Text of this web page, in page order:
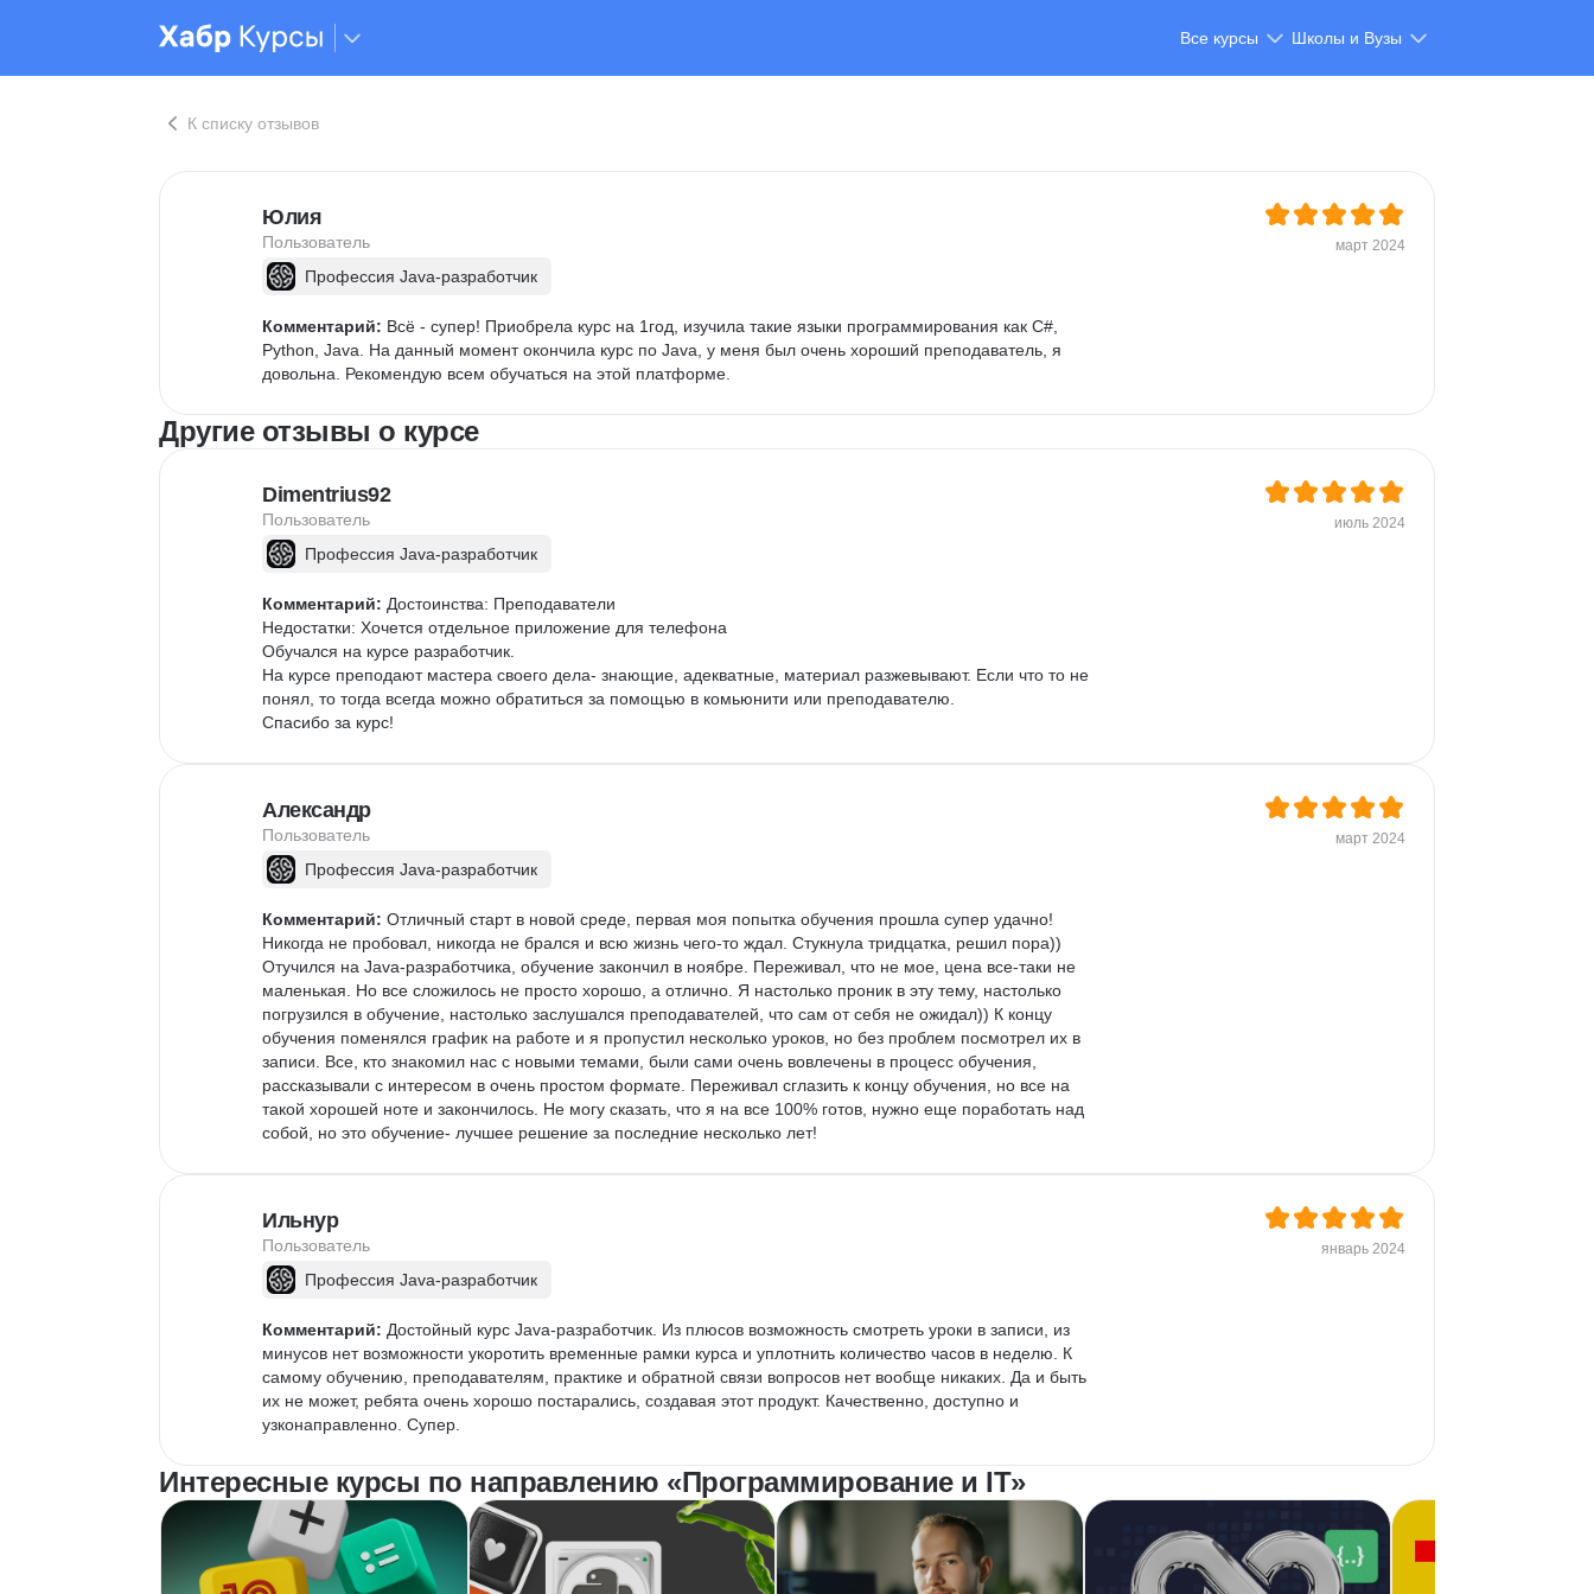
Все курсы Школы и Вузы
К списку отзывов
Юлия
Пользователь март 2024
Профессия Java-разработчик
Комментарий: Всё - супер! Приобрела курс на 1год, изучила такие языки программирования как C#,
Python, Java. На данный момент окончила курс по Java, у меня был очень хороший преподаватель, я
довольна. Рекомендую всем обучаться на этой платформе.
Другие отзывы о курсе
Dimentrius92
Пользователь июль 2024
Профессия Java-разработчик
Комментарий: Достоинства: Преподаватели
Недостатки: Хочется отдельное приложение для телефона
Обучался на курсе разработчик.
На курсе преподают мастера своего дела- знающие, адекватные, материал разжевывают. Если что то не
понял, то тогда всегда можно обратиться за помощью в комьюнити или преподавателю.
Спасибо за курс!
Александр
Пользователь март 2024
Профессия Java-разработчик
Комментарий: Отличный старт в новой среде, первая моя попытка обучения прошла супер удачно!
Никогда не пробовал, никогда не брался и всю жизнь чего-то ждал. Стукнула тридцатка, решил пора))
Отучился на Java-разработчика, обучение закончил в ноябре. Переживал, что не мое, цена все-таки не
маленькая. Но все сложилось не просто хорошо, а отлично. Я настолько проник в эту тему, настолько
погрузился в обучение, настолько заслушался преподавателей, что сам от себя не ожидал)) К концу
обучения поменялся график на работе и я пропустил несколько уроков, но без проблем посмотрел их в
записи. Все, кто знакомил нас с новыми темами, были сами очень вовлечены в процесс обучения,
рассказывали с интересом в очень простом формате. Переживал сглазить к концу обучения, но все на
такой хорошей ноте и закончилось. Не могу сказать, что я на все 100% готов, нужно еще поработать над
собой, но это обучение- лучшее решение за последние несколько лет!
Ильнур
Пользователь январь 2024
Профессия Java-разработчик
Комментарий: Достойный курс Java-разработчик. Из плюсов возможность смотреть уроки в записи, из
минусов нет возможности укоротить временные рамки курса и уплотнить количество часов в неделю. К
самому обучению, преподавателям, практике и обратной связи вопросов нет вообще никаких. Да и быть
их не может, ребята очень хорошо постарались, создавая этот продукт. Качественно, доступно и
узконаправленно. Супер.
Интересные курсы по направлению «Программирование и IT»